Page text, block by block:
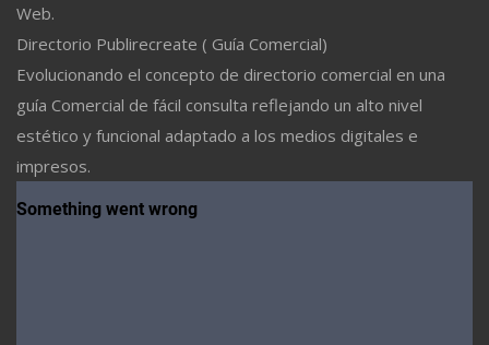
Web.
Directorio Publirecreate ( Guía Comercial)
Evolucionando el concepto de directorio comercial en una
guía Comercial de fácil consulta reflejando un alto nivel
estético y funcional adaptado a los medios digitales e
impresos.